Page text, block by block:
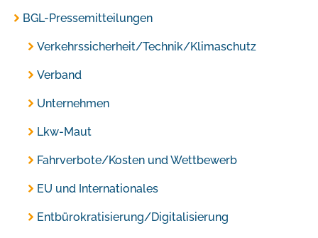
BGL-Pressemitteilungen
Verkehrssicherheit/Technik/Klimaschutz
Verband
Unternehmen
Lkw-Maut
Fahrverbote/Kosten und Wettbewerb
EU und Internationales
Entbürokratisierung/Digitalisierung